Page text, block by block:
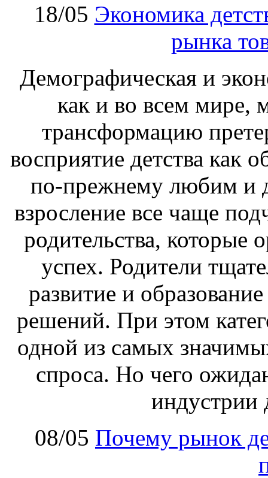
18/05 Экономика
рынка
Демографическая и
как и во всем мире,
трансформацию
восприятие детства как
по-прежнему любим и
взросление все чаще
родительства, которые
успех. Родители
развитие и
решений. При этом
одной из самых
спроса. Но чего
индустрии
08/05 Почему рынок